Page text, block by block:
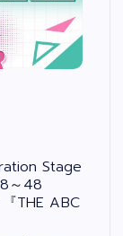
Stage
～48
THE ABC